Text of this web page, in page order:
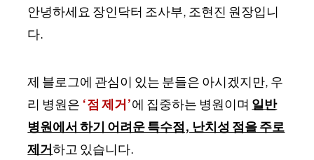
안녕하세요 장인닥터 조사부, 조현진 원장입니
다.
제 블로그에 관심이 있는 분들은 아시겠지만, 우
리 병원은 ‘점 제거’에 집중하는 병원이며 일반
병원에서 하기 어려운 특수점, 난치성 점을 주로
제거하고 있습니다.